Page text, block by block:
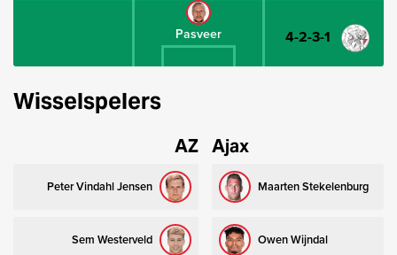
Pasveer 4-2-3-1
Wisselspelers
AZ
Peter Vindahl Jensen
Sem Westerveld
Ajax
Maarten Stekelenburg
Owen Wijndal